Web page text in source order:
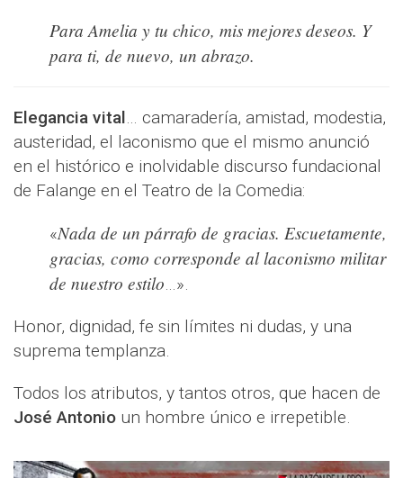
Para Amelia y tu chico, mis mejores deseos. Y
para ti, de nuevo, un abrazo.
Elegancia vital… camaradería, amistad, modestia,
austeridad, el laconismo que el mismo anunció
en el histórico e inolvidable discurso fundacional
de Falange en el Teatro de la Comedia:
«Nada de un párrafo de gracias. Escuetamente,
gracias, como corresponde al laconismo militar
de nuestro estilo…».
Honor, dignidad, fe sin límites ni dudas, y una
suprema templanza.
Todos los atributos, y tantos otros, que hacen de
José Antonio un hombre único e irrepetible.